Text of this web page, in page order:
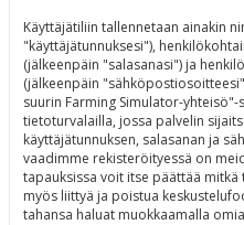
Käyttäjätiliin tallennetaan ainakin
"käyttäjätunnuksesi"),
(jälkeenpäin "salasanasi") ja
(jälkeenpäin
suurin Farming Simulator-
tietoturvalailla, jossa palvelin
käyttäjätunnuksen, salasanan ja
vaadimme rekisteröityessä on
tapauksissa voit itse päättää
myös liittyä ja poistua
tahansa haluat muokkaamalla